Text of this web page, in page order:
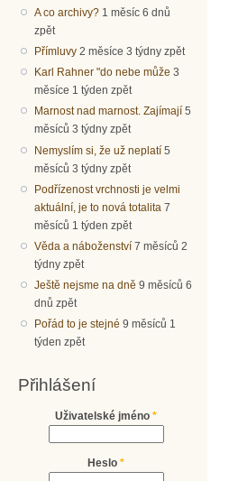
A co archivy? 1 měsíc 6 dnů
zpět
Přímluvy 2 měsíce 3 týdny zpět
Karl Rahner "do nebe může 3
měsíce 1 týden zpět
Marnost nad marnost. Zajímají 5
měsíců 3 týdny zpět
Nemyslím si, že už neplatí 5
měsíců 3 týdny zpět
Podřízenost vrchnosti je velmi
aktuální, je to nová totalita 7
měsíců 1 týden zpět
Věda a náboženství 7 měsíců 2
týdny zpět
Ještě nejsme na dně 9 měsíců 6
dnů zpět
Pořád to je stejné 9 měsíců 1
týden zpět
Přihlášení
Uživatelské jméno *
Heslo *